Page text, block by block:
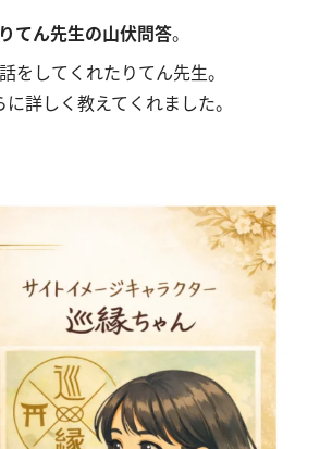
てん先生の山伏問答。
をしてくれたりてん先生。
詳しく教えてくれました。